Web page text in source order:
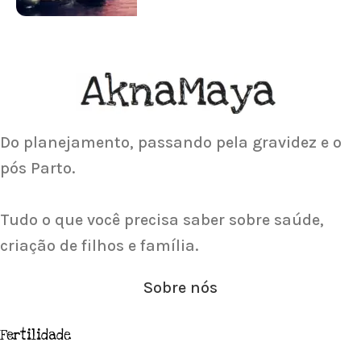
Acupuntura focada para Fertilidade e
Gravidez
Saiba Mais
Do planejamento, passando pela gravidez e o
pós Parto.
Tudo o que você precisa saber sobre saúde,
criação de filhos e família.
Sobre nós
Fertilidade